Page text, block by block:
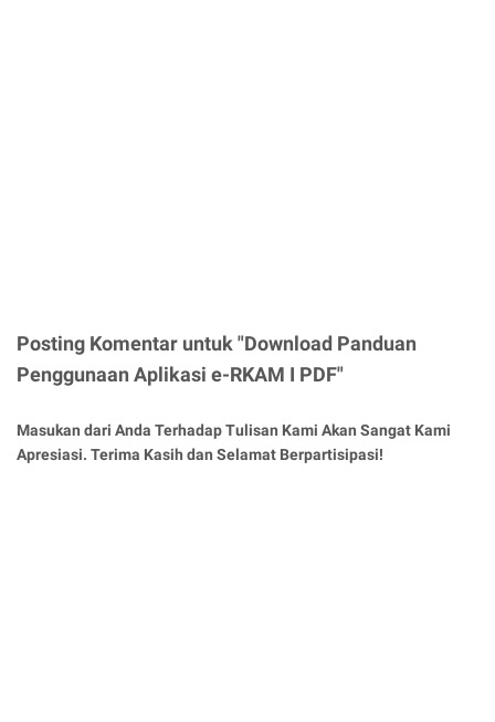
Posting Komentar untuk "Download Panduan
Penggunaan Aplikasi e-RKAM I PDF"
Masukan dari Anda Terhadap Tulisan Kami Akan Sangat Kami
Apresiasi. Terima Kasih dan Selamat Berpartisipasi!